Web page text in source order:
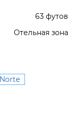
63 футов
Отельная зона